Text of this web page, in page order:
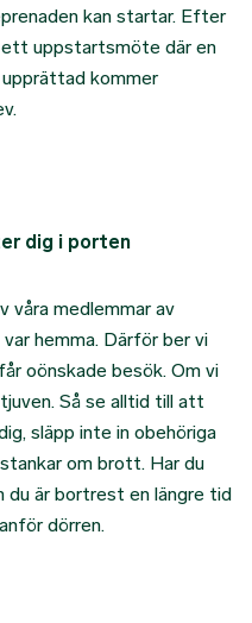
kan startar. Efter
ett uppstartsmöte där en
kommer
dig i porten
våra medlemmar av
hemma. Därför ber vi
oönskade besök. Om vi
Så se alltid till att
släpp inte in obehöriga
om brott. Har du
du är bortrest en längre tid
dörren.